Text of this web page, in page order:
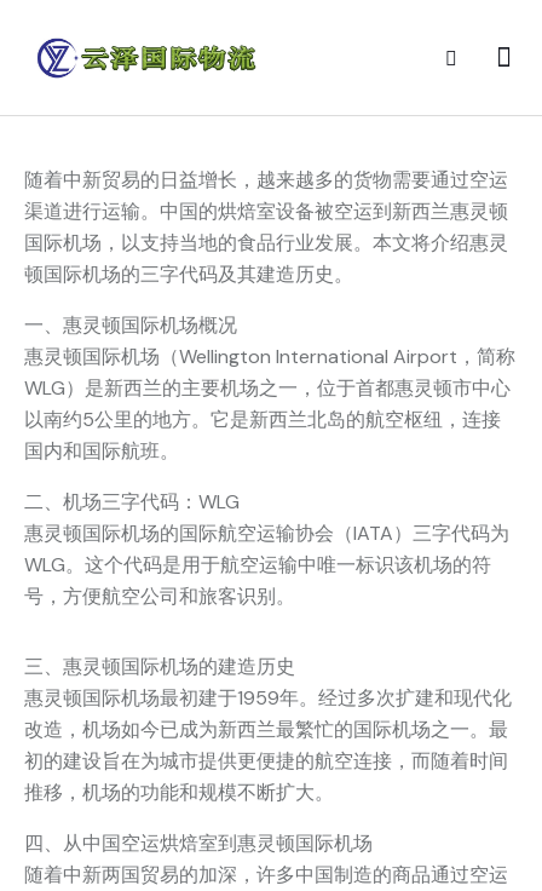
随着中新贸易的日益增长，越来越多的货物需要通过空运
渠道进行运输。中国的烘焙室设备被空运到新西兰惠灵顿
国际机场，以支持当地的食品行业发展。本文将介绍惠灵
顿国际机场的三字代码及其建造历史。
一、惠灵顿国际机场概况
惠灵顿国际机场（Wellington International Airport，简称
WLG）是新西兰的主要机场之一，位于首都惠灵顿市中心
以南约5公里的地方。它是新西兰北岛的航空枢纽，连接
国内和国际航班。
二、机场三字代码：WLG
惠灵顿国际机场的国际航空运输协会（IATA）三字代码为
WLG。这个代码是用于航空运输中唯一标识该机场的符
号，方便航空公司和旅客识别。
三、惠灵顿国际机场的建造历史
惠灵顿国际机场最初建于1959年。经过多次扩建和现代化
改造，机场如今已成为新西兰最繁忙的国际机场之一。最
初的建设旨在为城市提供更便捷的航空连接，而随着时间
推移，机场的功能和规模不断扩大。
四、从中国空运烘焙室到惠灵顿国际机场
随着中新两国贸易的加深，许多中国制造的商品通过空运